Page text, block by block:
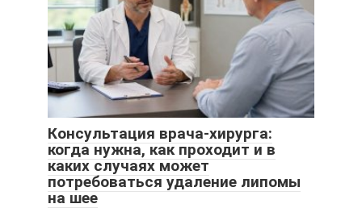
Консультация врача-хирурга:
когда нужна, как проходит и в
каких случаях может
потребоваться удаление липомы
на шее